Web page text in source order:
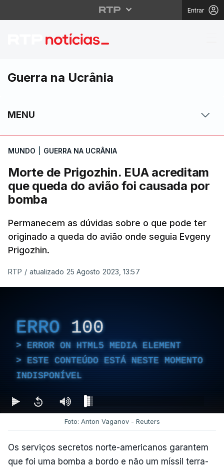
Entrar
Morte de Prigozhin.
Guerra na Ucrânia
MENU
MUNDO GUERRA NA UCRÂNIA
Morte de Prigozhin. EUA acreditam
que queda do avião foi causada por
bomba
Permanecem as dúvidas sobre o que pode ter
originado a queda do avião onde seguia Evgeny
Prigozhin.
RTP / atualizado 25 Agosto 2023, 13:57
ERRO 100
ERROR ON HTML5 MEDIA ELEMENT
ESTE CONTEÚDO ESTÁ NESTE MOMENTO
INDISPONÍVEL
Foto: Anton Vaganov - Reuters
Os serviços secretos norte-americanos garantem
que foi uma bomba a bordo e não um míssil terra-